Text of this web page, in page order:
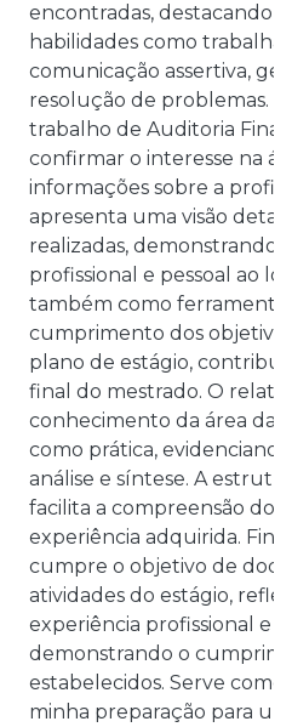
encontradas, destacando
habilidades como
comunicação assertiva,
resolução de problemas. A
trabalho de Auditoria
confirmar o interesse na
informações sobre a
apresenta uma visão
realizadas, demonstrando
profissional e pessoal ao
também como ferramenta
cumprimento dos
plano de estágio,
final do mestrado. O
conhecimento da área da
como prática,
análise e síntese. A
facilita a compreensão dos
experiência adquirida.
cumpre o objetivo de
atividades do estágio,
experiência profissional e
demonstrando o
estabelecidos. Serve como
minha preparação para